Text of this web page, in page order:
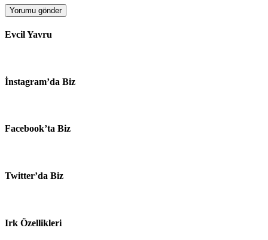
Evcil Yavru
İnstagram’da Biz
Facebook’ta Biz
Twitter’da Biz
Irk Özellikleri